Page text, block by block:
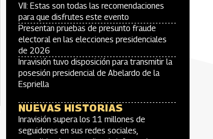
VII: Estas son todas las recomendaciones
para que disfrutes este evento
Presentan pruebas de presunto fraude
electoral en las elecciones presidenciales
de 2026
Inravisión tuvo disposición para transmitir la
posesión presidencial de Abelardo de la
Espriella
NUEVAS HISTORIAS
Inravisión supera los 11 millones de
seguidores en sus redes sociales,